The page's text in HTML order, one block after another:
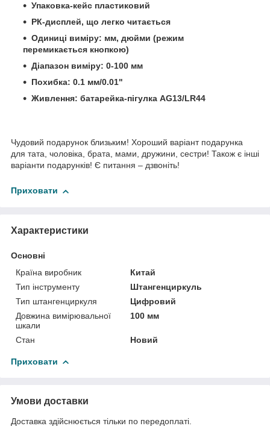
Упаковка-кейс пластиковий
РК-дисплей, що легко читається
Одиниці виміру: мм, дюйми (режим
перемикається кнопкою)
Діапазон виміру: 0-100 мм
Похибка: 0.1 мм/0.01"
Живлення: батарейка-пігулка AG13/LR44
Чудовий подарунок близьким! Хороший варіант подарунка
для тата, чоловіка, брата, мами, дружини, сестри! Також є інші
варіанти подарунків! Є питання – дзвоніть!
Приховати
Характеристики
Основні
Країна виробник
Китай
Тип інструменту
Штангенциркуль
Тип штангенциркуля
Цифровий
Довжина вимірювальної
шкали
100 мм
Стан Новий
Приховати
Умови доставки
Доставка здійснюється тільки по передоплаті.